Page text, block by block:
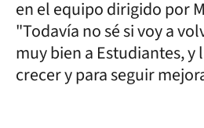
en el equipo dirigido por
"Todavía no sé si voy a
muy bien a Estudiantes, y
crecer y para seguir